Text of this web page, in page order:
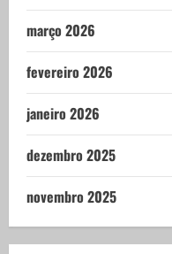
março 2026
fevereiro 2026
janeiro 2026
dezembro 2025
novembro 2025